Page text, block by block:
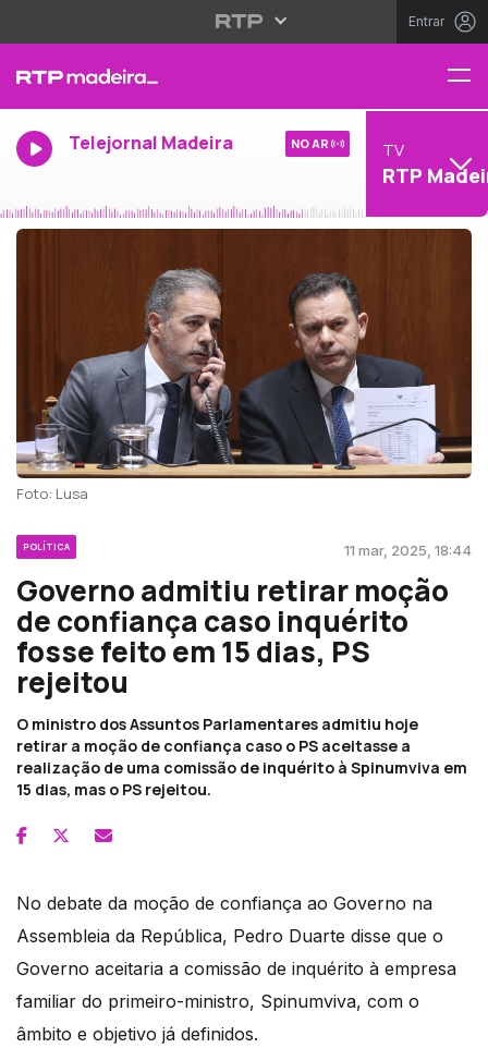
Entrar
Telejornal Madeira NO AR TV
RTP
Foto: Lusa
POLÍTICA 11 mar, 2025, 18:44
Governo admitiu retirar moção
de confiança caso inquérito
fosse feito em 15 dias, PS
rejeitou
O ministro dos Assuntos Parlamentares admitiu hoje
retirar a moção de confiança caso o PS aceitasse a
realização de uma comissão de inquérito à Spinumviva em
15 dias, mas o PS rejeitou.
No debate da moção de confiança ao Governo na
Assembleia da República, Pedro Duarte disse que o
Governo aceitaria a comissão de inquérito à empresa
familiar do primeiro-ministro, Spinumviva, com o
âmbito e objetivo já definidos.